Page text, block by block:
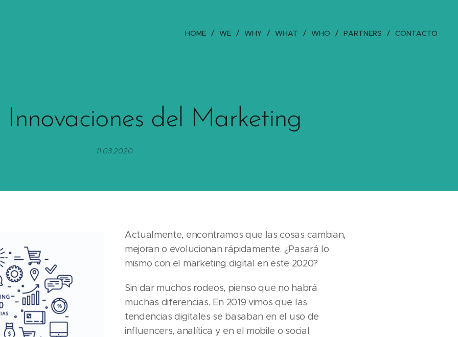
HOME WE WHY WHAT WHO PARTNERS CONTACTO
del Marketing
11.03.2020
Actualmente, encontramos que las cosas cambian,
mejoran o evolucionan rápidamente. ¿Pasará lo
mismo con el marketing digital en este 2020?
Sin dar muchos rodeos, pienso que no habrá
muchas diferencias. En 2019 vimos que las
tendencias digitales se basaban en el uso de
influencers, analítica y en el mobile o social